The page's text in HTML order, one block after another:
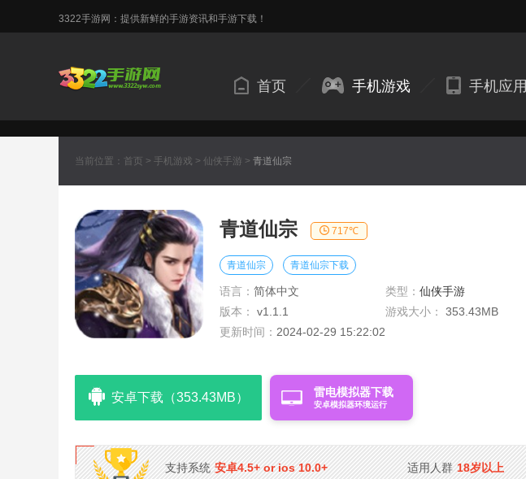
3322手游网：提供新鲜的手游资讯和手游下载！
首页 手机游戏 手机应用
当前位置： 首页 > 手机游戏 > 仙侠手游 > 青道仙宗
青道仙宗 717℃
青道仙宗 青道仙宗下载
语言： 简体中文 类型： 仙侠手游
版本：
v1.1.1 游戏大小：
353.43MB
更新时间： 2024-02-29 15:22:02
安卓下载（353.43MB） 雷电模拟器下载
安卓模拟器环境运行
支持系统 安卓4.5+ or ios 10.0+ 适用人群 18岁以上